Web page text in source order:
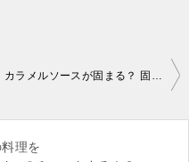
カラメルソースが固まる？ 固まら
理を